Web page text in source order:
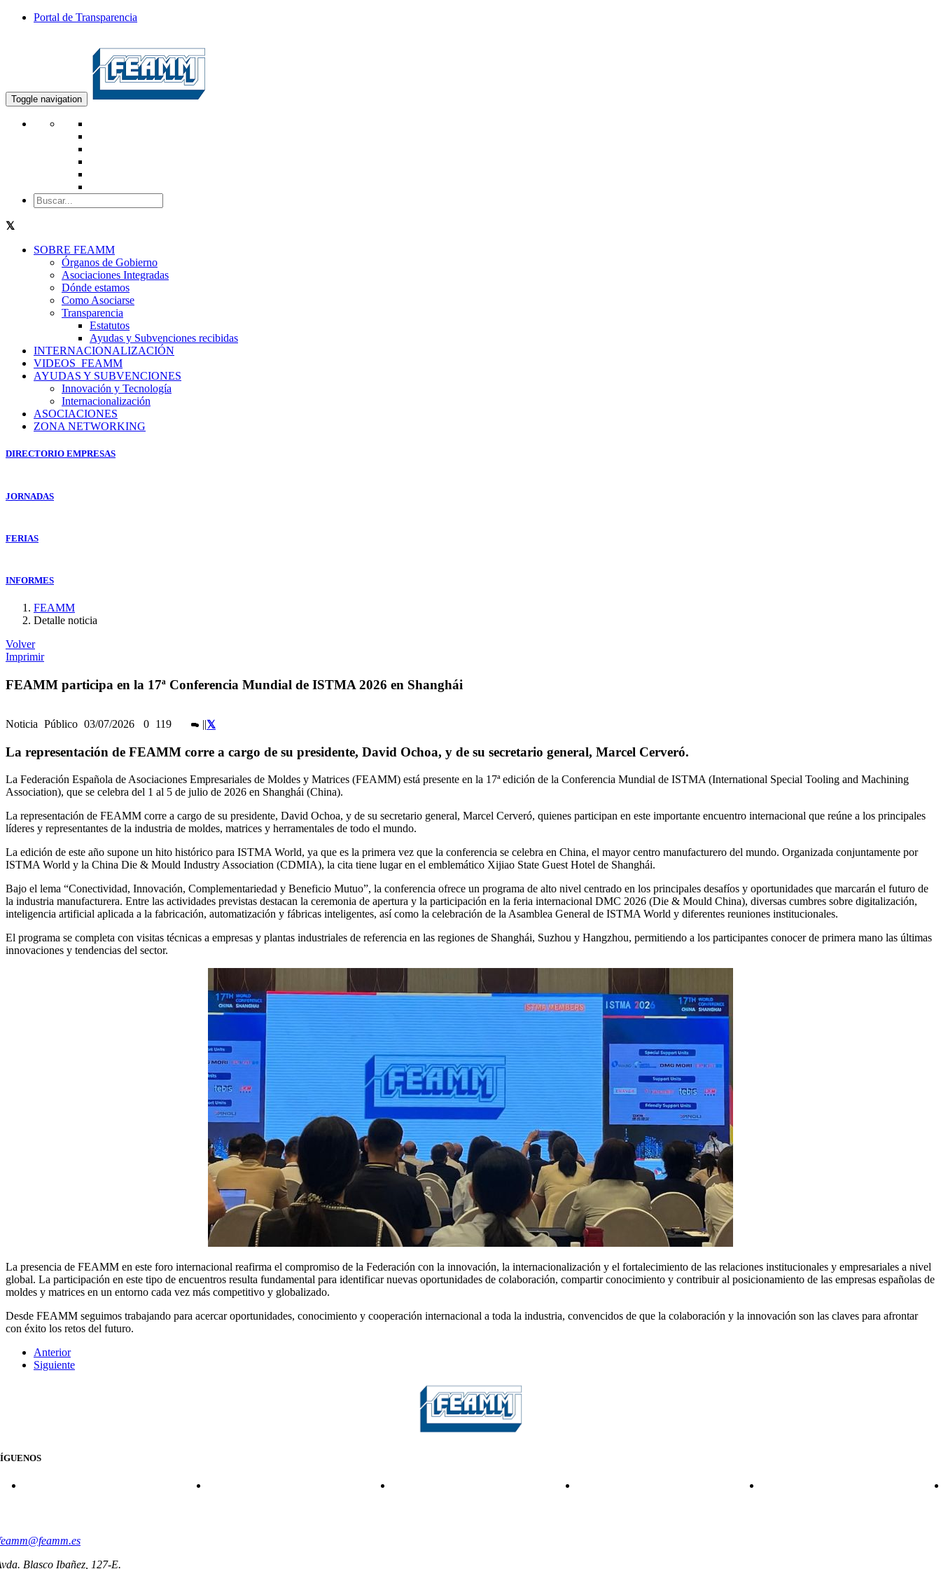
Portal de Transparencia
Toggle navigation
SOBRE FEAMM
Órganos de Gobierno
Asociaciones Integradas
Dónde estamos
Como Asociarse
Transparencia
Estatutos
Ayudas y Subvenciones recibidas
INTERNACIONALIZACIÓN
VIDEOS_FEAMM
AYUDAS Y SUBVENCIONES
Innovación y Tecnología
Internacionalización
ASOCIACIONES
ZONA NETWORKING
DIRECTORIO EMPRESAS
JORNADAS
FERIAS
INFORMES
FEAMM
Detalle noticia
Volver
Imprimir
FEAMM participa en la 17ª Conferencia Mundial de ISTMA 2026 en Shanghái
Noticia Público 03/07/2026 0 119 ||
La representación de FEAMM corre a cargo de su presidente, David Ochoa, y de su secretario general, Marcel Cerveró.
La Federación Española de Asociaciones Empresariales de Moldes y Matrices (FEAMM) está presente en la 17ª edición de la Conferencia Mundial de ISTMA (International Special Tooling and Machining
Association), que se celebra del 1 al 5 de julio de 2026 en Shanghái (China).
La representación de FEAMM corre a cargo de su presidente, David Ochoa, y de su secretario general, Marcel Cerveró, quienes participan en este importante encuentro internacional que reúne a los principales
líderes y representantes de la industria de moldes, matrices y herramentales de todo el mundo.
La edición de este año supone un hito histórico para ISTMA World, ya que es la primera vez que la conferencia se celebra en China, el mayor centro manufacturero del mundo. Organizada conjuntamente por
ISTMA World y la China Die & Mould Industry Association (CDMIA), la cita tiene lugar en el emblemático Xijiao State Guest Hotel de Shanghái.
Bajo el lema “Conectividad, Innovación, Complementariedad y Beneficio Mutuo”, la conferencia ofrece un programa de alto nivel centrado en los principales desafíos y oportunidades que marcarán el futuro de
la industria manufacturera. Entre las actividades previstas destacan la ceremonia de apertura y la participación en la feria internacional DMC 2026 (Die & Mould China), diversas cumbres sobre digitalización,
inteligencia artificial aplicada a la fabricación, automatización y fábricas inteligentes, así como la celebración de la Asamblea General de ISTMA World y diferentes reuniones institucionales.
El programa se completa con visitas técnicas a empresas y plantas industriales de referencia en las regiones de Shanghái, Suzhou y Hangzhou, permitiendo a los participantes conocer de primera mano las últimas
innovaciones y tendencias del sector.
La presencia de FEAMM en este foro internacional reafirma el compromiso de la Federación con la innovación, la internacionalización y el fortalecimiento de las relaciones institucionales y empresariales a nivel
global. La participación en este tipo de encuentros resulta fundamental para identificar nuevas oportunidades de colaboración, compartir conocimiento y contribuir al posicionamiento de las empresas españolas de
moldes y matrices en un entorno cada vez más competitivo y globalizado.
Desde FEAMM seguimos trabajando para acercar oportunidades, conocimiento y cooperación internacional a toda la industria, convencidos de que la colaboración y la innovación son las claves para afrontar
con éxito los retos del futuro.
Anterior
Siguiente
Blasco Ibañez, 127-E.